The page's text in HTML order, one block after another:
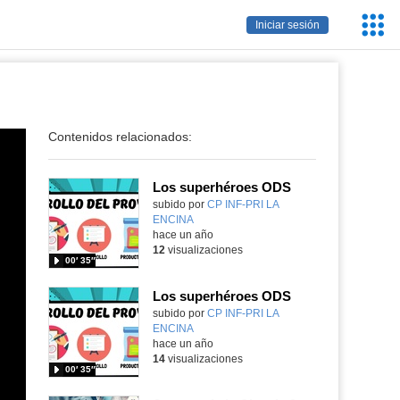
Iniciar sesión
Contenidos relacionados:
Los superhéroes ODS
subido por CP INF-PRI LA
ENCINA
00′ 35″
-
hace un año
12 visualizaciones
Los superhéroes ODS
Contenido educativo.
subido por CP INF-PRI LA
ENCINA
00′ 35″
-
hace un año
14visualizaciones